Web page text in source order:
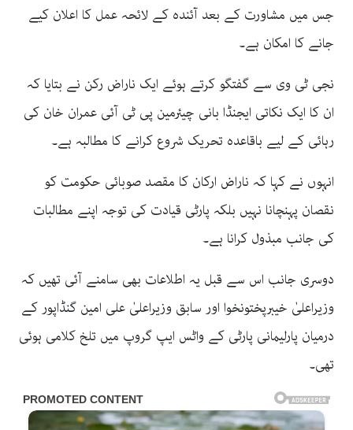
جس میں مشاورت کے بعد آئندہ کے لائحہ عمل کا اعلان کیے
جانے کا امکان ہے۔
نجی ٹی وی سے گفتگو کرتے ہوئے ایک ناراض رکن نے بتایا کہ
ان کا ایک نکاتی ایجنڈا بانی چیئرمین پی ٹی آئی عمران خان کی
رہائی کے لیے باقاعدہ تحریک شروع کرانے کا مطالبہ ہے۔
انہوں نے کہا کہ ناراض ارکان کا مقصد صوبائی حکومت کو
نقصان پہنچانا نہیں بلکہ پارٹی قیادت کی توجہ اپنے مطالبات
کی جانب مبذول کرانا ہے۔
دوسری جانب اس سے قبل یہ اطلاعات بھی سامنے آئی تھیں کہ
وزیراعلیٰ خیبرپختونخوا اور سابق وزیراعلیٰ علی امین گنڈاپور کے
درمیان پارلیمانی پارٹی کے واٹس ایپ گروپ میں تلخ کلامی ہوئی
تھی۔